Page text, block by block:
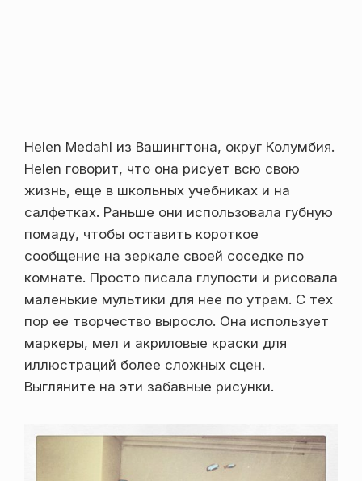
Helen Medahl из Вашингтона, округ Колумбия.
Helen говорит, что она рисует всю свою
жизнь, еще в школьных учебниках и на
салфетках. Раньше они использовала губную
помаду, чтобы оставить короткое
сообщение на зеркале своей соседке по
комнате. Просто писала глупости и рисовала
маленькие мультики для нее по утрам. С тех
пор ее творчество выросло. Она использует
маркеры, мел и акриловые краски для
иллюстраций более сложных сцен.
Выгляните на эти забавные рисунки.